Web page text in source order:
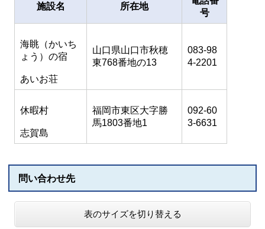
施設名 所在地
号
海眺（かいち
ょう）の宿
あいお荘
山口県山口市秋穂
東768番地の13
083-98
4-2201
休暇村
志賀島
福岡市東区大字勝
馬1803番地1
092-60
3-6631
問い合わせ先
表のサイズを切り替える